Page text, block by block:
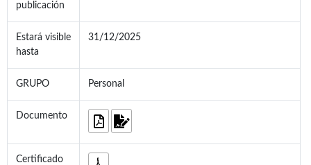
publicación
Estará visible
hasta
31/12/2025
GRUPO Personal
Documento
Certificado